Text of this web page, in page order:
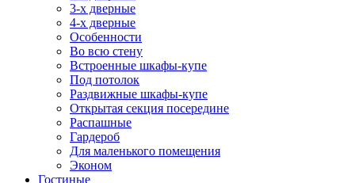
3-х дверные
4-х дверные
Особенности
Во всю стену
Встроенные шкафы-купе
Под потолок
Раздвижные шкафы-купе
Открытая секция посередине
Распашные
Гардероб
Для маленького помещения
Эконом
Гостиные